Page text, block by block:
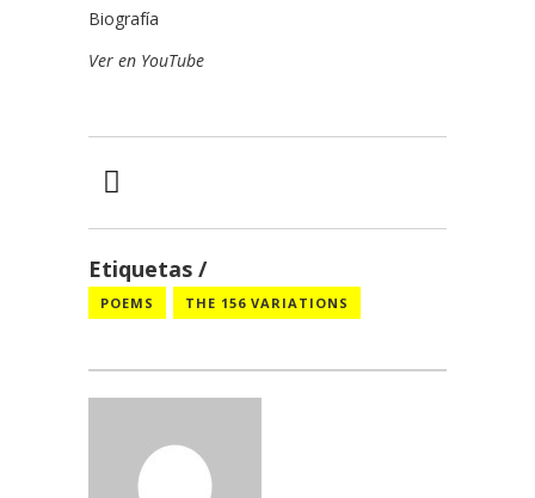
Biografía
Ver en YouTube
Etiquetas
POEMS THE 156 VARIATIONS